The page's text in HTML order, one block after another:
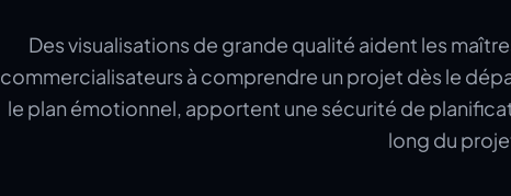
Des visualisations de grande qualité aident les
commercialisateurs à comprendre un projet dès le
le plan émotionnel, apportent une sécurité de
long du